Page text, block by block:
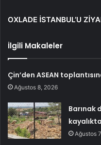
OXLADE İSTANBUL’U
İlgili Makaleler
Çin’den ASEAN
Ağustos 8, 2026
Barınak
Ağustos